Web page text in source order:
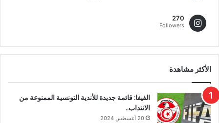
270
Followers
الأكثر مشاهدة
الفيفا: قائمة جديدة للأندية التونسية الممنوعة من
الانتداب..
20 أغسطس 2024